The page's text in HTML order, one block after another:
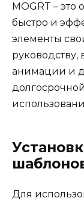
MOGRT – это
быстро и
элементы
руководству,
анимации и
Для